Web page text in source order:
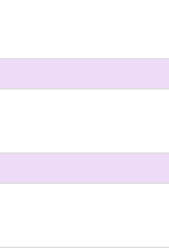
California, US